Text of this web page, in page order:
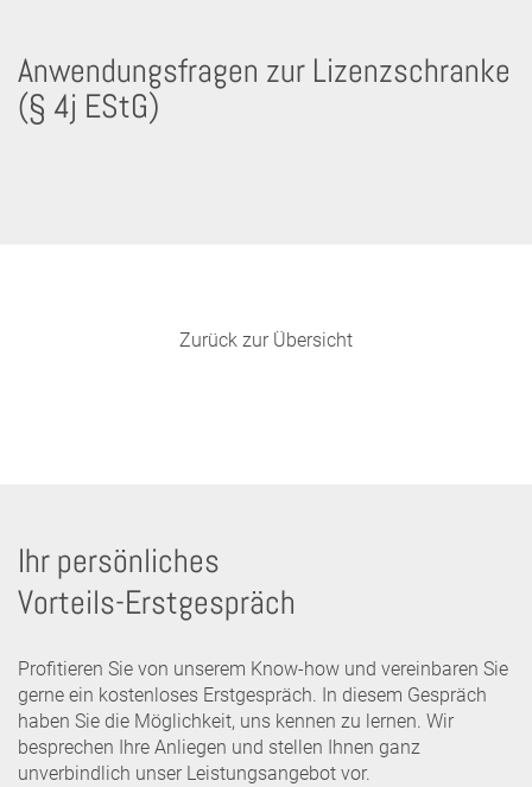
Anwendungsfragen zur Lizenzschranke
(§ 4j EStG)
Zurück zur Übersicht
Ihr persönliches
Vorteils-Erstgespräch
Profitieren Sie von unserem Know-how und vereinbaren Sie
gerne ein kostenloses Erstgespräch. In diesem Gespräch
haben Sie die Möglichkeit, uns kennen zu lernen. Wir
besprechen Ihre Anliegen und stellen Ihnen ganz
unverbindlich unser Leistungsangebot vor.